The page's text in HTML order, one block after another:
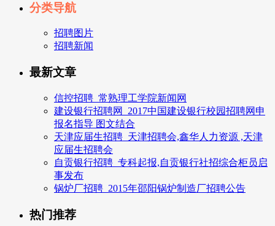
分类导航
招聘图片
招聘新闻
最新文章
信控招聘_常熟理工学院新闻网
建设银行招聘网_2017中国建设银行校园招聘网申
报名指导 图文结合
天津应届生招聘_天津招聘会,鑫华人力资源 ,天津
应届生招聘会
自贡银行招聘_专科起报,自贡银行社招综合柜员启
事发布
锅炉厂招聘_2015年邵阳锅炉制造厂招聘公告
热门推荐